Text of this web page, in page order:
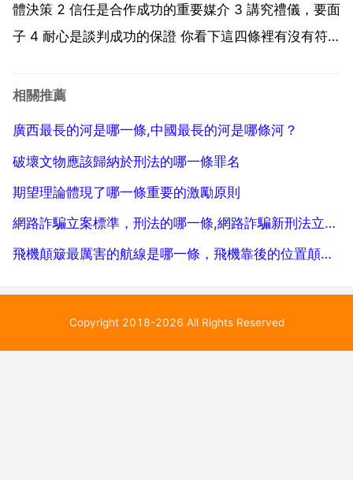
體決策 2 信任是合作成功的重要媒介 3 講究禮儀，要面
子 4 耐心是談判成功的保證 你看下這四條裡有沒有符
的談判風格 1 談判關係的建立。中國商人十分注重人際
相關推薦
廣西最長的河是哪一條,中國最長的河是哪條河？
破壞文物應該歸納於刑法的哪一條罪名
期望理論體現了哪一條重要的激勵原則
網路詐騙立案標準，刑法的哪一條,網路詐騙新刑法立案標準是怎樣的
飛機顛簸最厲害的航線是哪一條，飛機靠後的位置顛簸得會厲害些嗎
Copyright 2018-2026 All Rights Reserved